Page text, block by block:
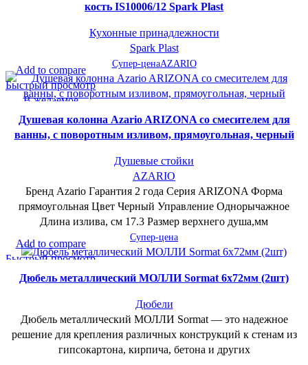
кость IS10006/12 Spark Plast
Кухонные принадлежности
Spark Plast
Супер-ценаAZARIO
Add to compare
Быстрый просмотр
В желаемое
Душевая колонна Azario ARIZONA со смесителем для
ванны, с поворотным изливом, прямоугольная, черный
Душевые стойки
AZARIO
Бренд Azario Гарантия 2 года Серия ARIZONA Форма
прямоугольная Цвет Черный Управление Однорычажное
Длина излива, см 17.3 Размер верхнего душа,мм
Супер-цена
Add to compare
Быстрый просмотр
В желаемое
Дюбель металлический МОЛЛИ Sormat 6х72мм (2шт)
Дюбели
Дюбель металлический МОЛЛИ Sormat — это надежное
решение для крепления различных конструкций к стенам из
гипсокартона, кирпича, бетона и других